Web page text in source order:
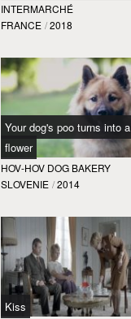
INTERMARCHÉ
FRANCE / 2018
Your dog's poo turns into a
flower
HOV-HOV DOG BAKERY
SLOVENIE / 2014
Kiss